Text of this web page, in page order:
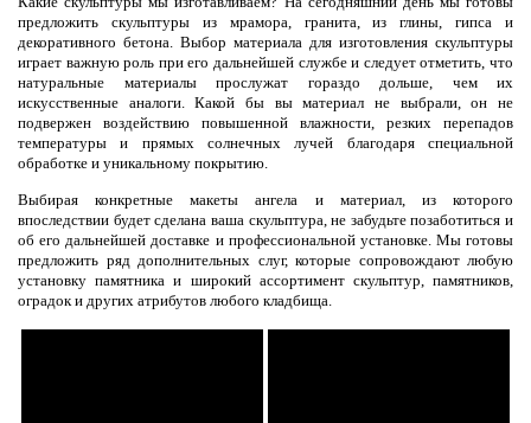
предложить скульптуры из мрамора, гранита, из глины, гипса и
декоративного бетона. Выбор материала для изготовления скульптуры
играет важную роль при его дальнейшей службе и следует отметить, что
натуральные материалы прослужат гораздо дольше, чем их
искусственные аналоги. Какой бы вы материал не выбрали, он не
подвержен воздействию повышенной влажности, резких перепадов
температуры и прямых солнечных лучей благодаря специальной
обработке и уникальному покрытию.
Выбирая конкретные макеты ангела и материал, из которого
впоследствии будет сделана ваша скульптура, не забудьте позаботиться и
об его дальнейшей доставке и профессиональной установке. Мы готовы
предложить ряд дополнительных слуг, которые сопровождают любую
установку памятника и широкий ассортимент скульптур, памятников,
оградок и других атрибутов любого кладбища.